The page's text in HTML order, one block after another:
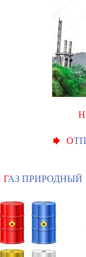
Н
О
ГАЗ ПРИРОДНЫЙ